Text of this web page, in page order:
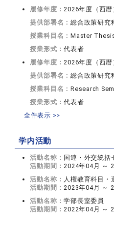
履修年度：2026年度（西暦
提供部署名：総合政策研究
授業科目名：Master
授業形式：代表者
履修年度：2026年度（西暦
提供部署名：総合政策研究
授業科目名：Research
授業形式：代表者
全件表示 >>
学内活動
活動名称： 国連・外交統括
活動期間：2024年04月 ～
活動名称： 人権教育科目・
活動期間：2023年04月 ～
活動名称：学部長室委員
活動期間：2022年04月 ～